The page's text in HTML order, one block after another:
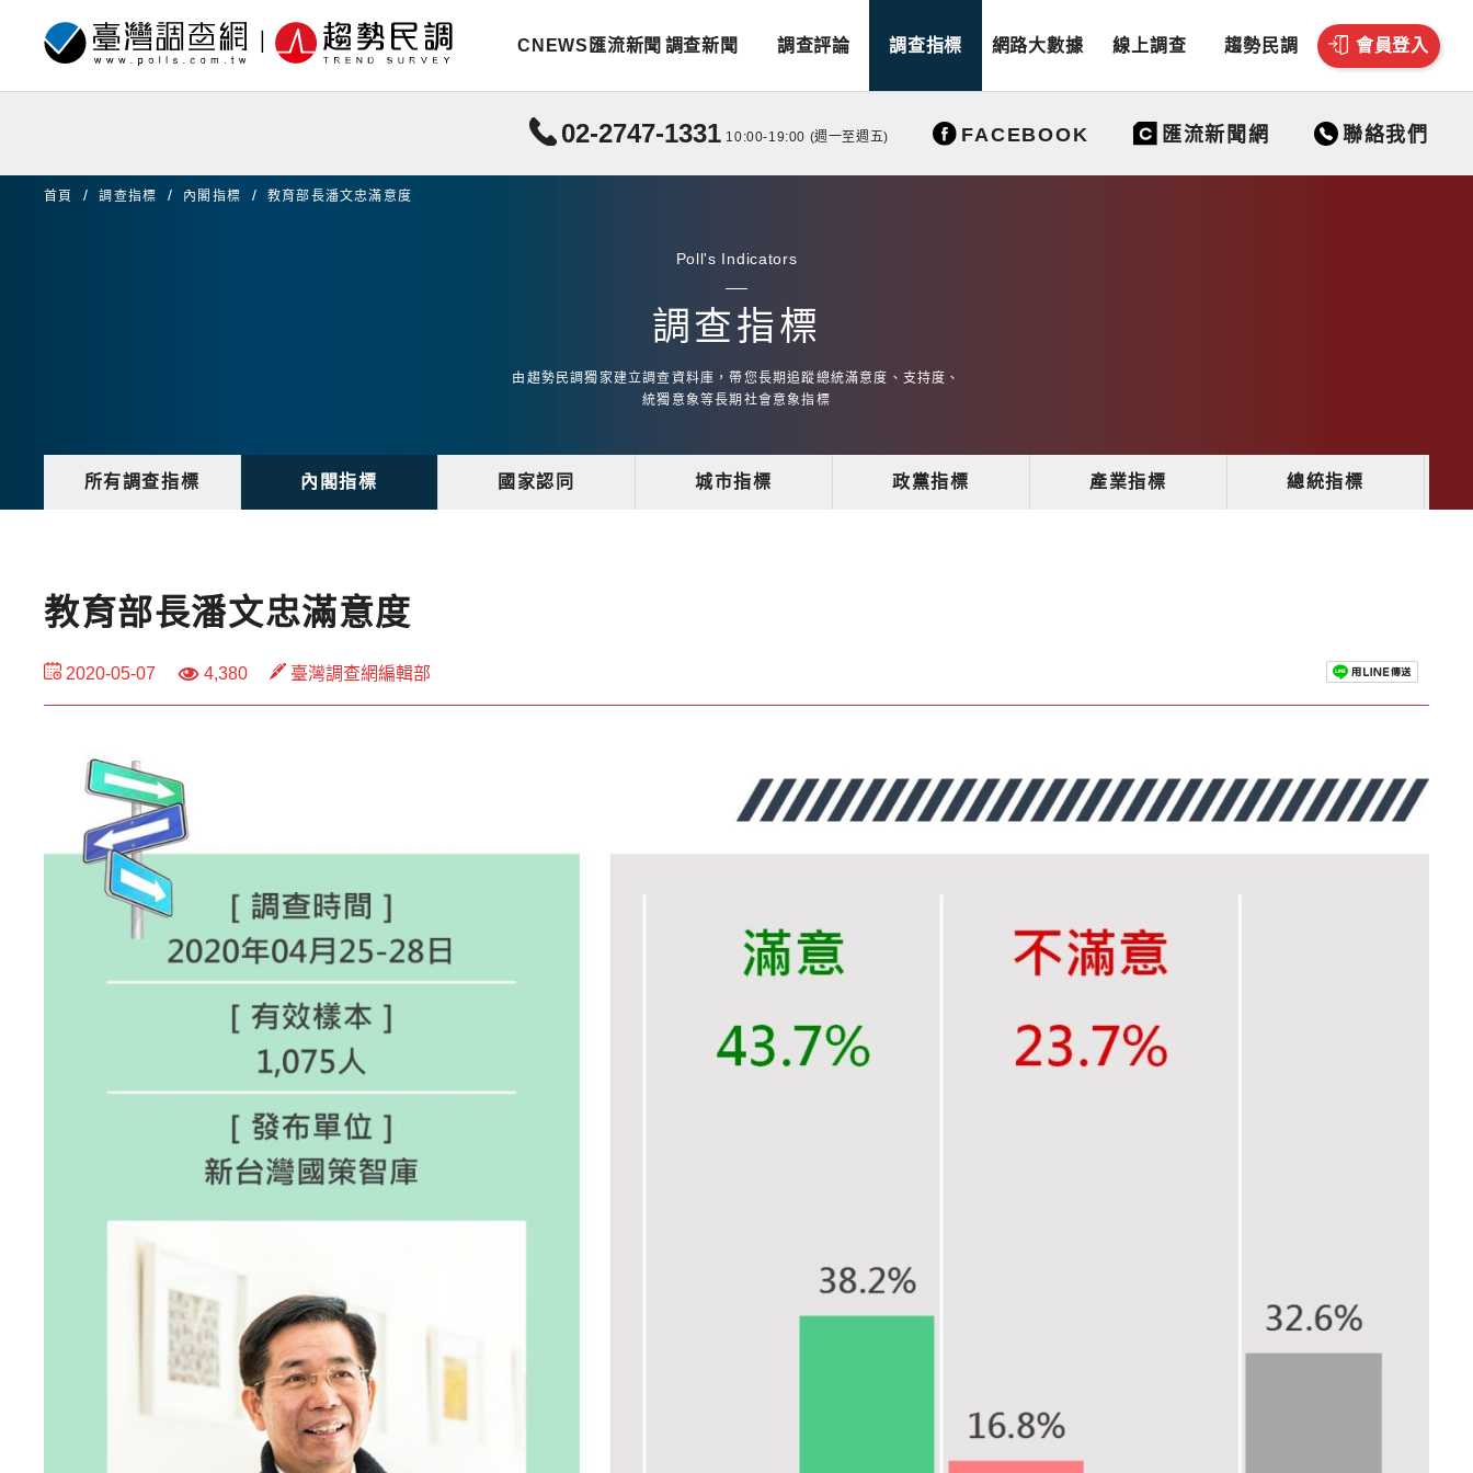
CNEWS匯流新聞 調查新聞 調查評論 調查指標 網路大數據 線上調查 趨勢民調 會員登入
02-2747-1331 10:00-19:00 (週一至週五) FACEBOOK 匯流新聞網 聯絡我們
首頁 調查指標 內閣指標 教育部長潘文忠滿意度
Poll's Indicators
調查指標
由趨勢民調獨家建立調查資料庫，帶您長期追蹤總統滿意度、支持度、
統獨意象等長期社會意象指標
所有調查指標 內閣指標 國家認同 城市指標 政黨指標 產業指標 總統指標
教育部長潘文忠滿意度
2020-05-07 4,380 臺灣調查網編輯部